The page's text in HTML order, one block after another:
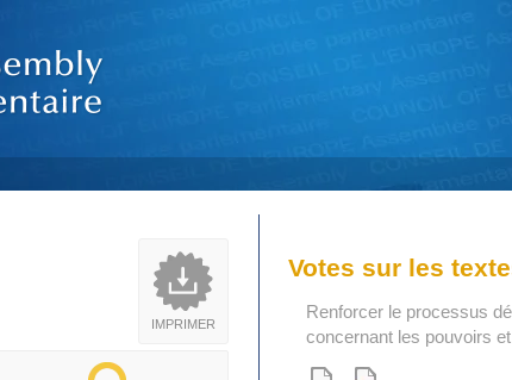
IMPRIMER
Votes sur les
Renforcer le processus
concernant les pouvoirs